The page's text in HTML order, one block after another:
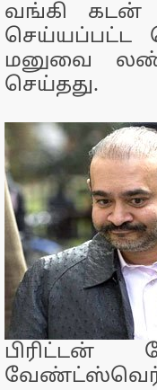
வங்கி கடன்
செய்யப்பட்ட
மனுவை
செய்தது.
பிரிட்டன்